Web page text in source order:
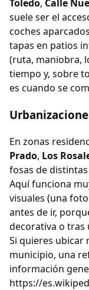
Toledo, Calle
suele ser el
coches
tapas en patios
(ruta, maniobra,
tiempo y, sobre
es cuando se
En zonas
Prado, Los
fosas de
Aquí funciona
visuales (una
antes de ir,
decorativa o tras
Si quieres ubicar
municipio, una
información
https://